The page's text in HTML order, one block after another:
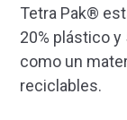
Tetra Pak®
20% plástico y
como un
reciclables.